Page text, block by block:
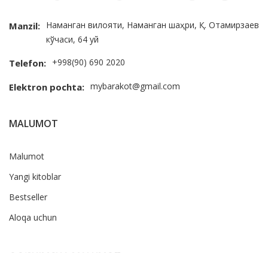
Manzil: Наманган вилояти, Наманган шаҳри, Қ. Отамирзаев
кўчаси, 64 уй
Telefon: +998(90) 690 2020
Elektron pochta: mybarakot@gmail.com
MALUMOT
Malumot
Yangi kitoblar
Bestseller
Aloqa uchun